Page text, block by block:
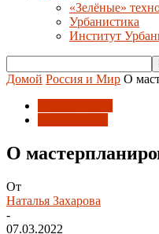
«Зелёные»
Урбанистика
Институт
Домой Россия и Мир О
О
От
Наталья Захарова
-
07.03.2022